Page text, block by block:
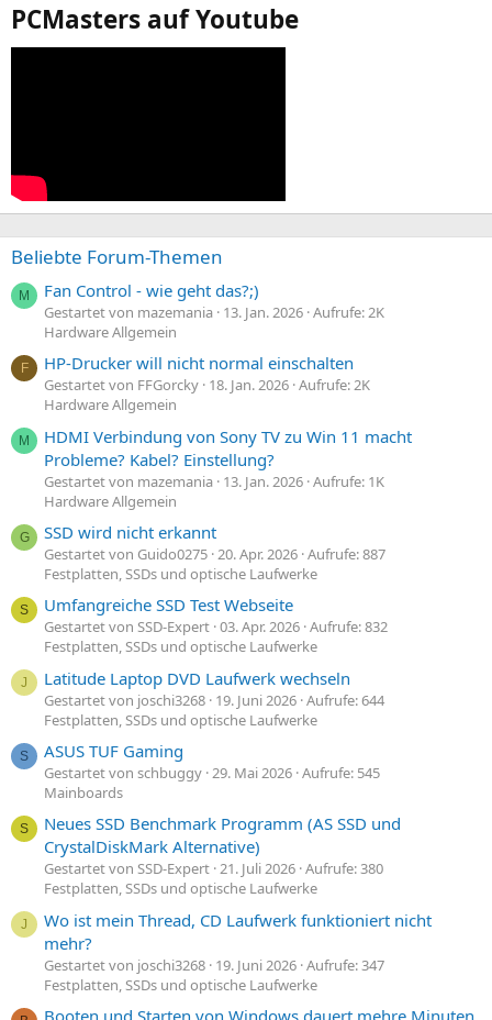
PCMasters auf Youtube
Beliebte Forum-Themen
M Fan Control - wie geht das?;)
Gestartet von mazemania 13. Jan. 2026 Aufrufe: 2K
Hardware Allgemein
F HP-Drucker will nicht normal einschalten
Gestartet von FFGorcky 18. Jan. 2026 Aufrufe: 2K
Hardware Allgemein
M
HDMI Verbindung von Sony TV zu Win 11 macht
Probleme? Kabel? Einstellung?
Gestartet von mazemania 13. Jan. 2026 Aufrufe: 1K
Hardware Allgemein
G SSD wird nicht erkannt
Gestartet von Guido0275 20. Apr. 2026 Aufrufe: 887
Festplatten, SSDs und optische Laufwerke
S Umfangreiche SSD Test Webseite
Gestartet von SSD-Expert 03. Apr. 2026 Aufrufe: 832
Festplatten, SSDs und optische Laufwerke
J Latitude Laptop DVD Laufwerk wechseln
Gestartet von joschi3268 19. Juni 2026 Aufrufe: 644
Festplatten, SSDs und optische Laufwerke
S ASUS TUF Gaming
Gestartet von schbuggy 29. Mai 2026 Aufrufe: 545
Mainboards
S
Neues SSD Benchmark Programm (AS SSD und
CrystalDiskMark Alternative)
Gestartet von SSD-Expert 21. Juli 2026 Aufrufe: 380
Festplatten, SSDs und optische Laufwerke
J
Wo ist mein Thread, CD Laufwerk funktioniert nicht
mehr?
Gestartet von joschi3268 19. Juni 2026 Aufrufe: 347
Festplatten, SSDs und optische Laufwerke
Booten und Starten von Windows dauert mehre Minuten